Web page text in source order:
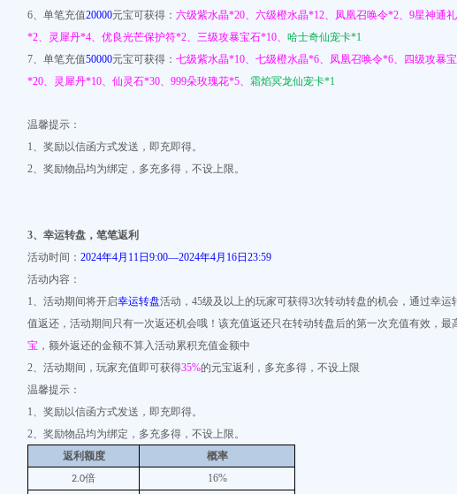
6、单笔充值20000元宝可获得： 六级紫水晶*20、六级橙水晶*12、凤凰召唤令*2、9星神通
*2、灵犀丹*4、优良光芒保护符*2、三级攻暴宝石*10、 哈士奇仙宠卡*1
7、单笔充值50000元宝可获得： 七级紫水晶*10、七级橙水晶*6、凤凰召唤令*6、四级攻暴
*20、灵犀丹*10、仙灵石*30、999朵玫瑰花*5、 霜焰冥龙仙宠卡*1
温馨提示：
1、奖励以信函方式发送，即充即得。
2、奖励物品均为绑定，多充多得，不设上限。
3、 幸运转盘，笔笔返利
活动时间： 2024年4月11日9:00—2024年4月16日23:59
活动内容：
1、活动期间将开启幸运转盘活动，45级及以上的玩家可获得3次转动转盘的机会，通过幸运
值返还，活动期间只有一次返还机会哦！该充值返还只在转动转盘后的第一次充值有效，最
宝 ，额外返还的金额不算入活动累积充值金额中
2、活动期间，玩家充值即可获得35%的元宝返利，多充多得，不设上限
温馨提示：
1、奖励以信函方式发送，即充即得。
2、奖励物品均为绑定，多充多得，不设上限。
返利额度
概率
2.0倍 16%